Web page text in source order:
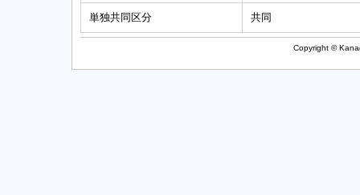
単独共同区分 共同
Copyright ©